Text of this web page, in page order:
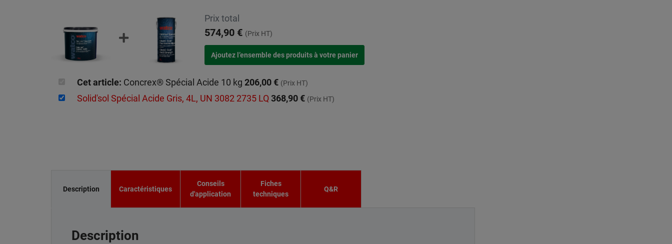
Prix total
574,90 € (Prix HT)
Cet article: Concrex® Spécial Acide 10 kg 206,00 € (Prix HT)
Solid'sol Spécial Acide Gris, 4L, UN 3082 2735 LQ368,90 € (Prix HT)
Description Caractéristiques
Conseils
d'application
Fiches
techniques
Q&R
Description